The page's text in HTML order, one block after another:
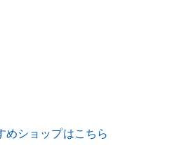
めショップはこちら